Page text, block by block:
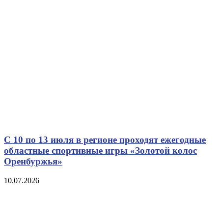
С 10 по 13 июля в регионе проходят ежегодные
областные спортивные игры «Золотой колос
Оренбуржья»
10.07.2026